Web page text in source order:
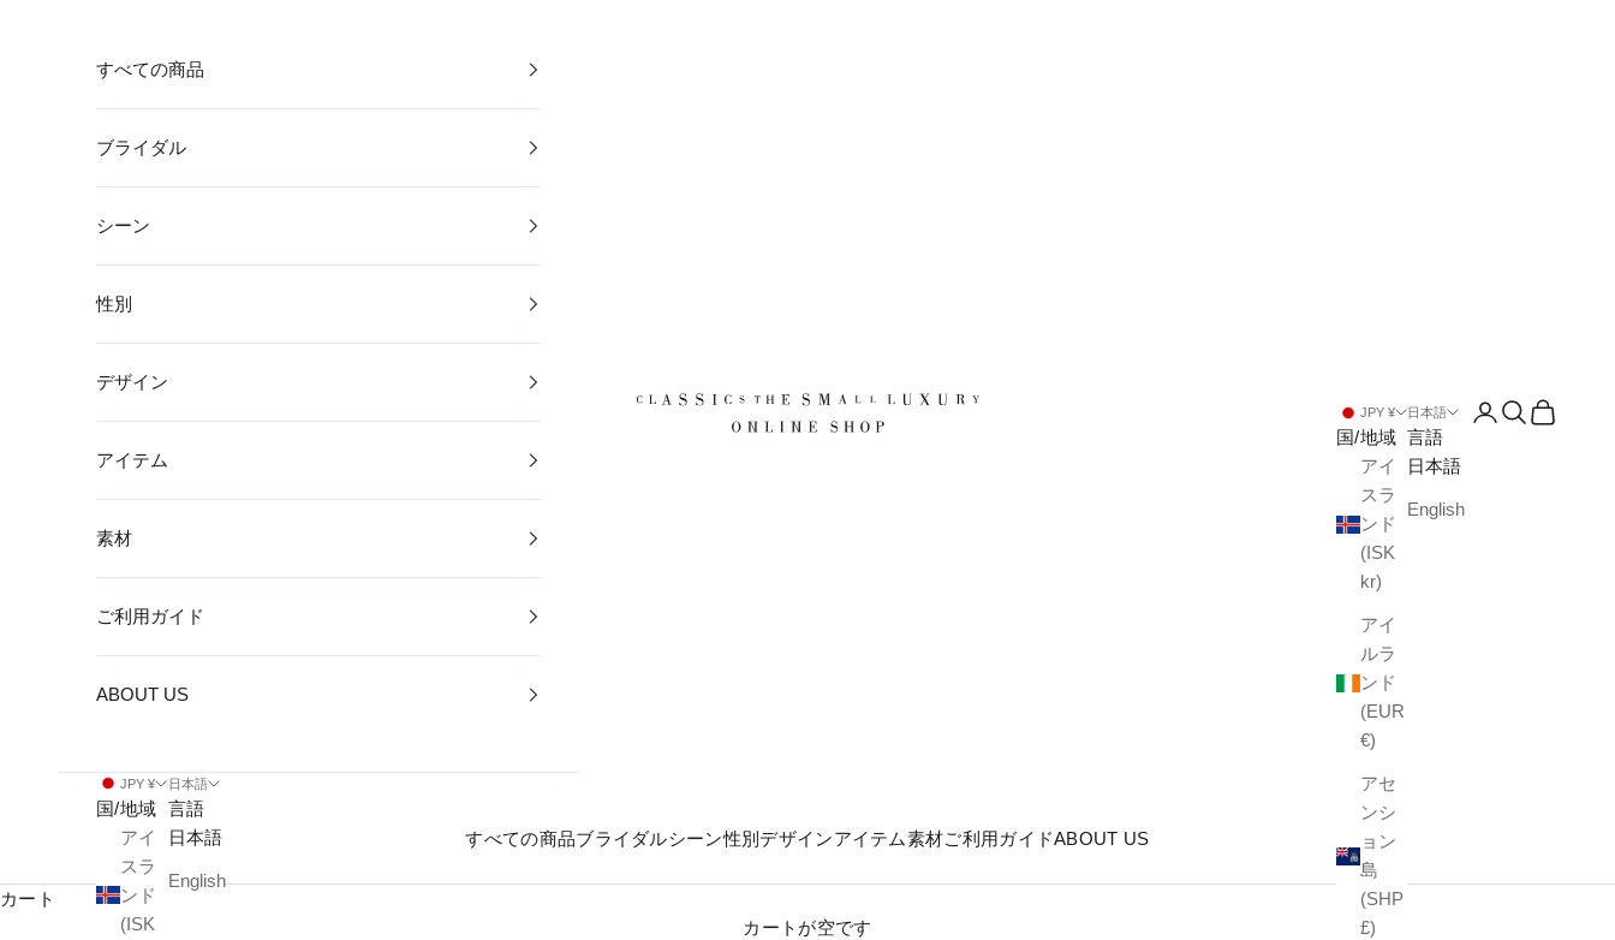
CLASSICS the Small Luxury
すべての商品ブライダルシーン性別 デザインアイテム素材ご利用ガイドABOUT US
JPY ¥
国/地域
アイ
スラ
ンド
(ISK
kr)
アイ
ルラ
ンド
(EUR
€)
アセ
ンシ
ョン
島
(SHP
£)
日本語
言語
日本語
English
アカウントペー
検索を開く
カートを
すべての商品
ブライダル
シーン
性別
デザイン
アイテム
素材
ご利用ガイド
ABOUT US
JPY ¥
国/地域
アイ
スラ
ンド
(ISK
日本語
言語
日本語
English
カート
カートが空です